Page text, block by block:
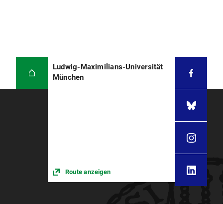
Ludwig-Maximilians-Universität
München
Route anzeigen